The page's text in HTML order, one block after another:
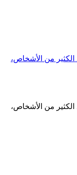
الكثير من الأشخاص،
الكثير من الأشخاص،